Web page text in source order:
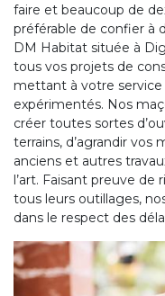
faire et beaucoup de
préférable de confier à
DM Habitat située à
tous vos projets de
mettant à votre
expérimentés. Nos
créer toutes sortes
terrains, d’agrandir vos
anciens et autres
l’art. Faisant preuve
tous leurs outillages,
dans le respect des